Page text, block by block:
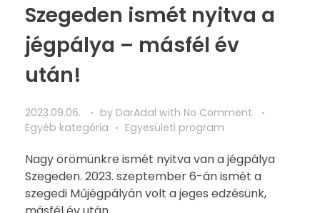
Szegeden ismét nyitva a
jégpálya – másfél év
után!
2023.09.06. by DarAdal with No Comment
Egyéb kategória
Egyesületi program
Nagy örömünkre ismét nyitva van a jégpálya
Szegeden. 2023. szeptember 6-án ismét a
szegedi Műjégpályán volt a jeges edzésünk,